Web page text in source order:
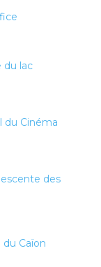
du lac
du Cinéma
des
du Caïon